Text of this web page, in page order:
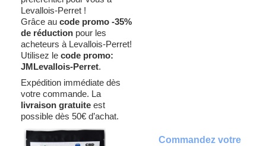
Levallois-Perret !
Grâce au code promo -35%
de réduction pour les
acheteurs à Levallois-Perret!
Utilisez le code promo:
JMLevallois-Perret.
Expédition immédiate dès
votre commande. La
livraison gratuite est
possible dès 50€ d’achat.
Commandez votre